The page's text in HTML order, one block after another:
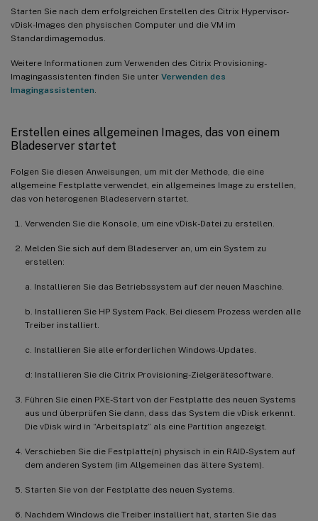
Starten Sie nach dem erfolgreichen Erstellen des Citrix Hypervisor-
vDisk-Images den physischen Computer und die VM im
Standardimagemodus.
Weitere Informationen zum Verwenden des Citrix Provisioning-
Imagingassistenten finden Sie unter Verwenden des
Imagingassistenten.
Erstellen eines allgemeinen Images, das von einem
Bladeserver startet
Folgen Sie diesen Anweisungen, um mit der Methode, die eine
allgemeine Festplatte verwendet, ein allgemeines Image zu erstellen,
das von heterogenen Bladeservern startet.
Verwenden Sie die Konsole, um eine vDisk-Datei zu erstellen.
Melden Sie sich auf dem Bladeserver an, um ein System zu
erstellen:
a. Installieren Sie das Betriebssystem auf der neuen Maschine.
b. Installieren Sie HP System Pack. Bei diesem Prozess werden alle
Treiber installiert.
c. Installieren Sie alle erforderlichen Windows-Updates.
d: Installieren Sie die Citrix Provisioning-Zielgerätesoftware.
Führen Sie einen PXE-Start von der Festplatte des neuen Systems
aus und überprüfen Sie dann, dass das System die vDisk erkennt.
Die vDisk wird in “Arbeitsplatz” als eine Partition angezeigt.
Verschieben Sie die Festplatte(n) physisch in ein RAID-System auf
dem anderen System (im Allgemeinen das ältere System).
Starten Sie von der Festplatte des neuen Systems.
Nachdem Windows die Treiber installiert hat, starten Sie das